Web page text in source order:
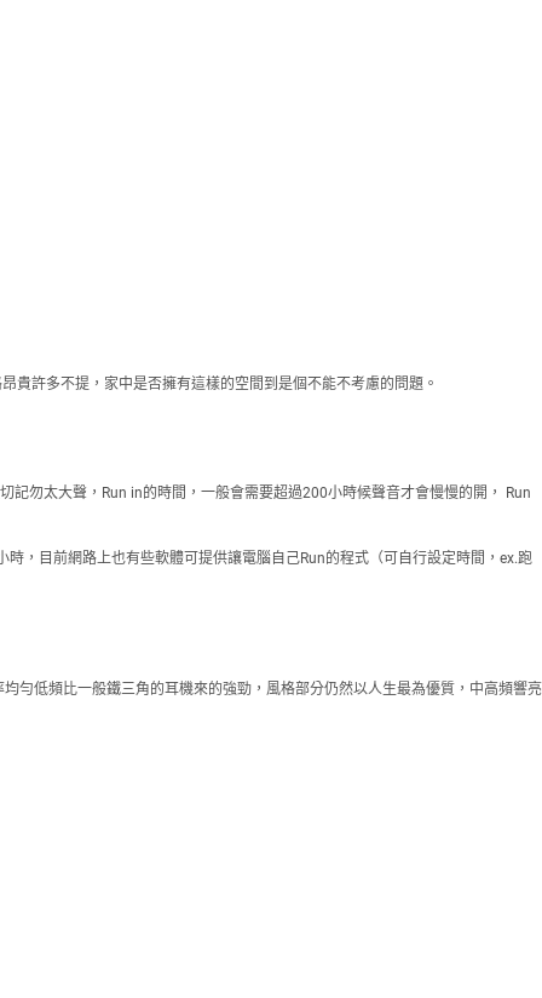
貴許多不提，家中是否擁有這樣的空間到是個不能不考慮的問題。
勿太大聲，Run in的時間，一般會需要超過200小時候聲音才會慢慢的開， Run
，目前網路上也有些軟體可提供讓電腦自己Run的程式（可自行設定時間，ex.跑
勻低頻比一般鐵三角的耳機來的強勁，風格部分仍然以人生最為優質，中高頻響亮